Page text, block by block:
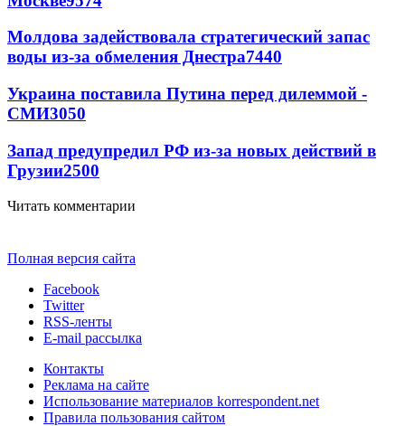
Молдова задействовала стратегический запас
воды из-за обмеления Днестра7440
Украина поставила Путина перед дилеммой -
СМИ3050
Запад предупредил РФ из-за новых действий в
Грузии2500
Читать комментарии
Полная версия сайта
Facebook
Twitter
RSS-ленты
E-mail рассылка
Контакты
Реклама на сайте
Использование материалов korrespondent.net
Правила пользования сайтом